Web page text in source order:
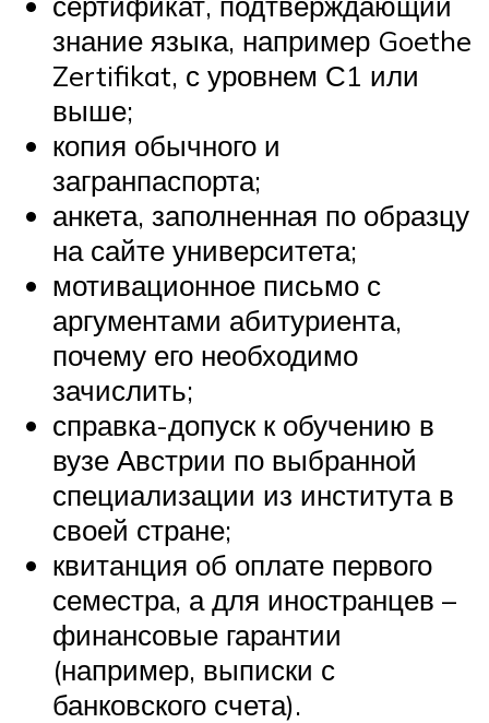
знание языка, например Goethe
Zertifikat, с уровнем С1 или
выше;
копия обычного и
загранпаспорта;
анкета, заполненная по образцу
на сайте университета;
мотивационное письмо с
аргументами абитуриента,
почему его необходимо
зачислить;
справка-допуск к обучению в
вузе Австрии по выбранной
специализации из института в
своей стране;
квитанция об оплате первого
семестра, а для иностранцев –
финансовые гарантии
(например, выписки с
банковского счета).